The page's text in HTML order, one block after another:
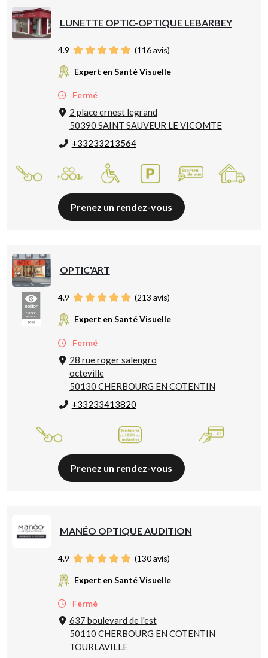
LUNETTE OPTIC-OPTIQUE LEBARBEY
4.9 (116avis)
Expert en Santé Visuelle
Fermé
2 place ernest legrand
50390 SAINT SAUVEUR LE VICOMTE
+33233213564
Prenez un rendez-vous
OPTIC'ART
4.9 (213 avis)
Expert en Santé Visuelle
Fermé
28 rue roger salengro
octeville
50130 CHERBOURG EN COTENTIN
+33233413820
Prenez un rendez-vous
MANÉO OPTIQUE AUDITION
4.9 (130avis)
Expert en Santé Visuelle
Fermé
637 boulevard de l'est
50110 CHERBOURG EN COTENTIN
TOURLAVILLE